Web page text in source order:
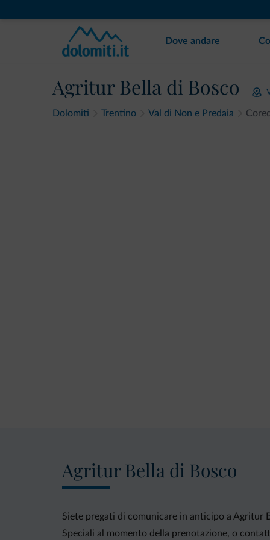
Dove andare
Agritur Bella di Bosco
Dolomiti Trentino Val di Non e Predaia
Agritur Bella di Bosco
Siete pregati di comunicare in anticipo a Agritur
Speciali al momento della prenotazione, o